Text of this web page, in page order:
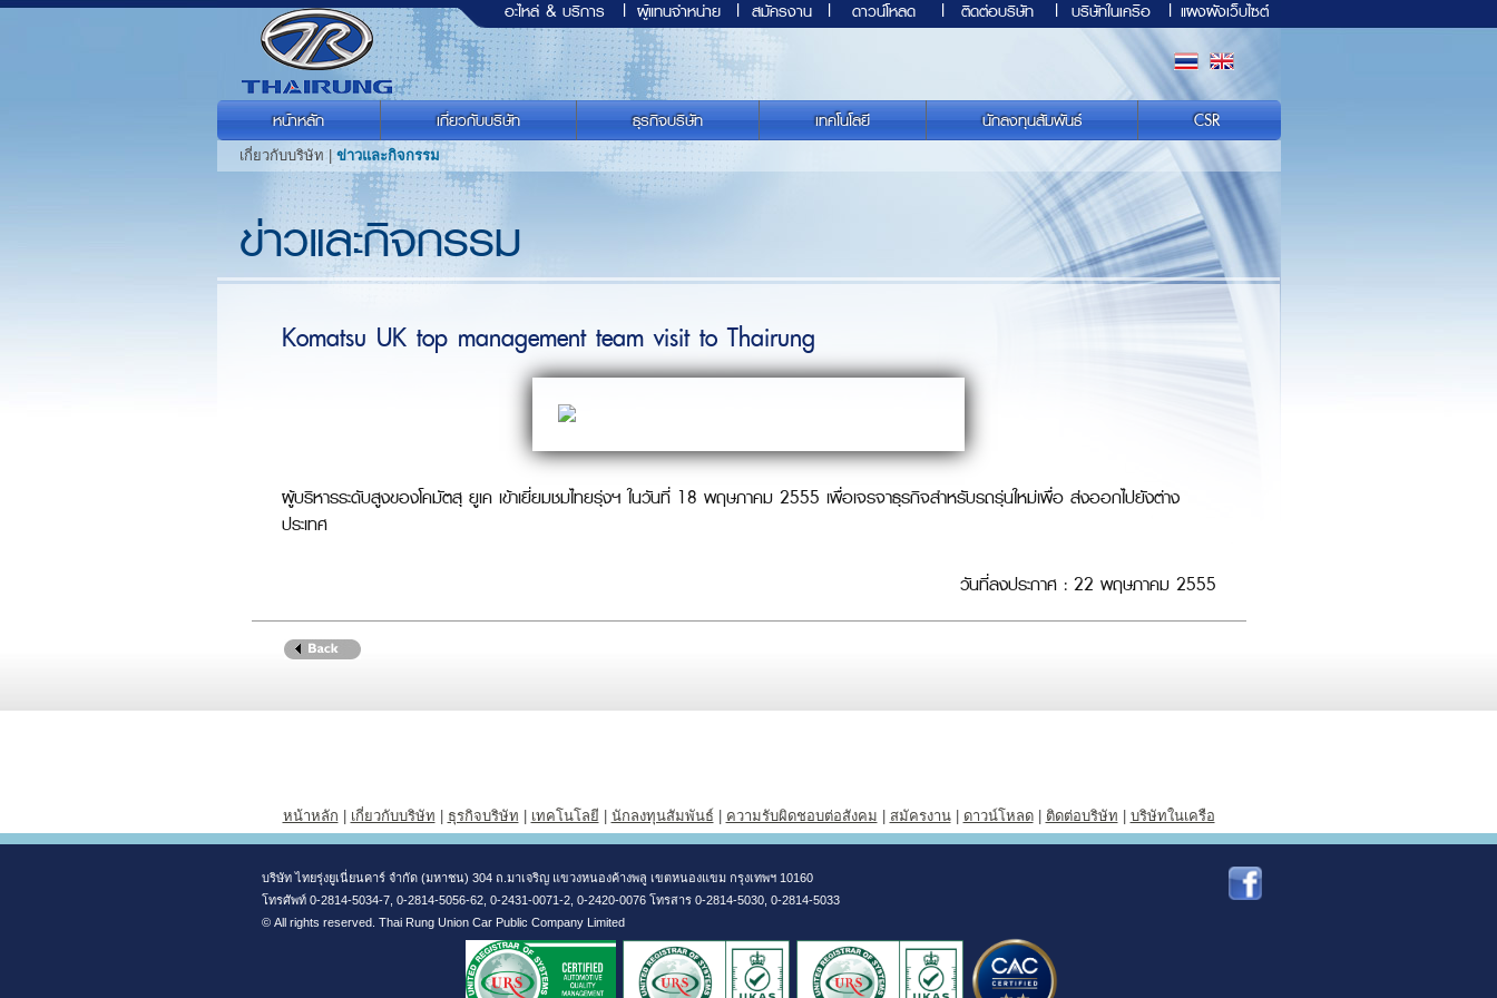
อะไหล่ & บริการ | ผู้แทนจำหน่าย | สมัครงาน | ดาวน์โหลด | ติดต่อบริษัท | บริษัทในเครือ | แผงผังเว็บไซต์
หน้าหลัก เกี่ยวกับบริษัท ธุรกิจบริษัท เทคโนโลยี นักลงทุนสัมพันธ์ CSR
เกี่ยวกับบริษัท | ข่าวและกิจกรรม
ข่าวและกิจกรรม
Komatsu UK top management team visit to Thairung
ผู้บริหารระดับสูงของโคมัตสุ ยูเค เข้าเยี่ยมชมไทยรุ่งฯ ในวันที่ 18 พฤษภาคม 2555 เพื่อเจรจาธุรกิจสำหรับรถรุ่นใหม่เพื่อ ส่งออกไปยังต่าง
ประเทศ
วันที่ลงประกาศ : 22 พฤษภาคม 2555
หน้าหลัก เกี่ยวกับบริษัท ธุรกิจบริษัท เทคโนโลยี นักลงทุนสัมพันธ์ ความรับผิดชอบต่อสังคม สมัครงาน| ดาวน์โหลด| ติดต่อบริษัท บริษัทในเครือ
บริษัท ไทยรุ่งยูเนี่ยนคาร์ จำกัด (มหาชน) 304 ถ.มาเจริญ แขวงหนองค้างพลู เขตหนองแขม กรุงเทพฯ 10160
โทรศัพท์ 0-2814-5034-7, 0-2814-5056-62, 0-2431-0071-2, 0-2420-0076 โทรสาร 0-2814-5030, 0-2814-5033
© All rights reserved. Thai Rung Union Car Public Company Limited